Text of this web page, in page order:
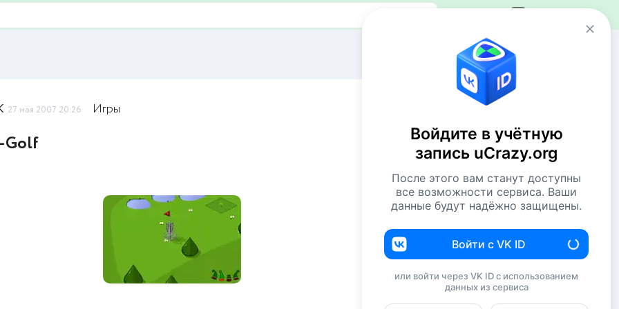
Авторизация
Сейчас онлайн
1 VIP
12 пользователей
969 гостей
Всего посетителей 982
Рекорд: 12737 посетителей
Установлен 22 апр 2026г. в 02:34
Комментаторы недели
Евгений114
27 мая 2007 20:26 Игры
Golf
Войдите в учётную
запись uCrazy.org
После этого вам станут доступны
все возможности сервиса. Ваши
данные будут надёжно защищены.
Войти с VK ID
или войти через VK ID с использованием
данных из сервиса